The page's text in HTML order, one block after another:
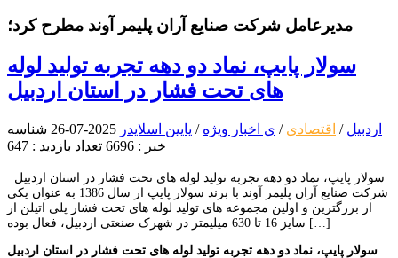
مدیرعامل شرکت صنایع آران پلیمر آوند مطرح کرد؛
سولار پایپ، نماد دو دهه تجربه تولید لوله
های تحت فشار در استان اردبیل
اردبیل / اقتصادی / ی اخبار ویژه / یایین اسلایدر 2025-07-26
شناسه
خبر : 6696
تعداد بازدید : 647
سولار پایپ، نماد دو دهه تجربه تولید لوله های تحت فشار در استان اردبیل
شرکت صنایع آران پلیمر آوند با برند سولار پایپ از سال 1386 به عنوان یکی
از بزرگترین و اولین مجموعه های تولید لوله های تحت فشار پلی اتیلن از
سایز 16 تا 630 میلیمتر در شهرک صنعتی اردبیل، فعال بوده […]
سولار پایپ، نماد دو دهه تجربه تولید لوله های تحت فشار در استان اردبیل